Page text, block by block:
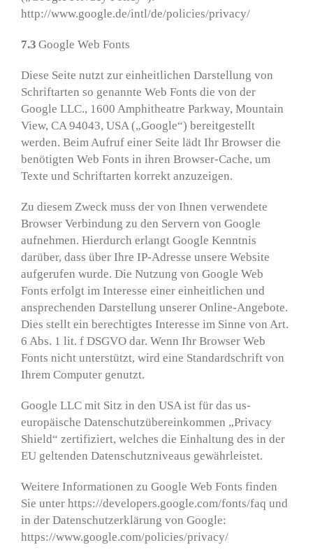
http://www.google.de/intl/de/policies/privacy/
7.3 Google Web Fonts
Diese Seite nutzt zur einheitlichen Darstellung von
Schriftarten so genannte Web Fonts die von der
Google LLC., 1600 Amphitheatre Parkway, Mountain
View, CA 94043, USA („Google“) bereitgestellt
werden. Beim Aufruf einer Seite lädt Ihr Browser die
benötigten Web Fonts in ihren Browser-Cache, um
Texte und Schriftarten korrekt anzuzeigen.
Zu diesem Zweck muss der von Ihnen verwendete
Browser Verbindung zu den Servern von Google
aufnehmen. Hierdurch erlangt Google Kenntnis
darüber, dass über Ihre IP-Adresse unsere Website
aufgerufen wurde. Die Nutzung von Google Web
Fonts erfolgt im Interesse einer einheitlichen und
ansprechenden Darstellung unserer Online-Angebote.
Dies stellt ein berechtigtes Interesse im Sinne von Art.
6 Abs. 1 lit. f DSGVO dar. Wenn Ihr Browser Web
Fonts nicht unterstützt, wird eine Standardschrift von
Ihrem Computer genutzt.
Google LLC mit Sitz in den USA ist für das us-
europäische Datenschutzübereinkommen „Privacy
Shield“ zertifiziert, welches die Einhaltung des in der
EU geltenden Datenschutzniveaus gewährleistet.
Weitere Informationen zu Google Web Fonts finden
Sie unter https://developers.google.com/fonts/faq und
in der Datenschutzerklärung von Google:
https://www.google.com/policies/privacy/